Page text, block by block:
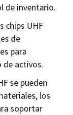
de inventario.
chips UHF
de
para
de activos.
se pueden
los
soportar